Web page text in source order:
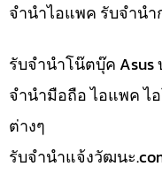
จำนำไอแพค รับจำนำ
รับจำนำโน๊ตบุ๊ค Asus
จำนำมือถือ ไอแพค ไ
ต่างๆ
รับจํานําแจ้งวัฒนะ